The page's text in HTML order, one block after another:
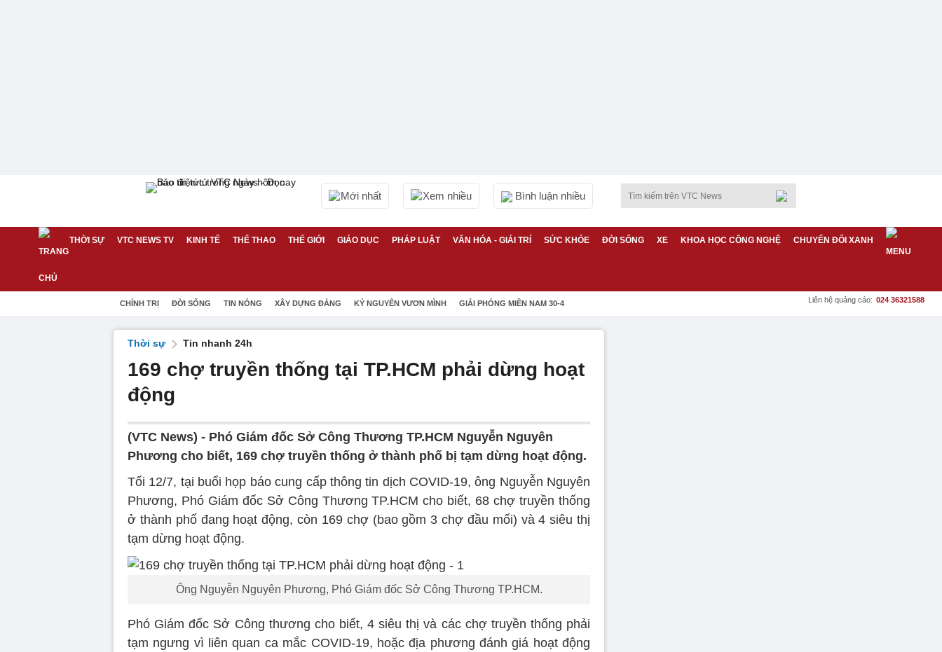
Mới nhất Xem nhiều Bình luận nhiều
THỜI SỰ VTC NEWS TV KINH TẾ THỂ THAO THẾ GIỚI GIÁO DỤC PHÁP LUẬT VĂN HÓA - GIẢI TRÍ SỨC KHỎE ĐỜI SỐNG XE KHOA HỌC CÔNG NGHỆ CHUYỂN ĐỔI XANH
CHÍNH TRỊ ĐỜI SỐNG TIN NÓNG XÂY DỰNG ĐẢNG KỶ NGUYÊN VƯƠN MÌNH GIẢI PHÓNG MIỀN NAM 30-4 Liên hệ quảng cáo: 024 36321588
Thời sự Tin nhanh 24h
169 chợ truyền thống tại TP.HCM phải dừng hoạt
động
(VTC News) - Phó Giám đốc Sở Công Thương TP.HCM Nguyễn Nguyên
Phương cho biết, 169 chợ truyền thống ở thành phố bị tạm dừng hoạt động.
Tối 12/7, tại buổi họp báo cung cấp thông tin dịch COVID-19, ông Nguyễn Nguyên
Phương, Phó Giám đốc Sở Công Thương TP.HCM cho biết, 68 chợ truyền thống
ở thành phố đang hoạt động, còn 169 chợ (bao gồm 3 chợ đầu mối) và 4 siêu thị
tạm dừng hoạt động.
Ông Nguyễn Nguyên Phương, Phó Giám đốc Sở Công Thương TP.HCM.
Phó Giám đốc Sở Công thương cho biết, 4 siêu thị và các chợ truyền thống phải
tạm ngưng vì liên quan ca mắc COVID-19, hoặc địa phương đánh giá hoạt động